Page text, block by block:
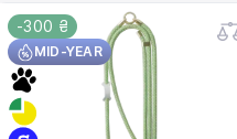
-300 ₴
MID-YEAR